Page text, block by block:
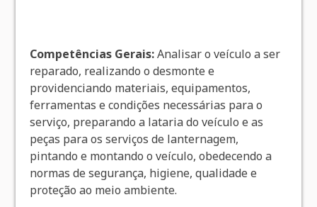
Competências Gerais:Analisar o veículo a ser
reparado, realizando o desmonte e
providenciando materiais, equipamentos,
ferramentas e condições necessárias para o
serviço, preparando a lataria do veículo e as
peças para os serviços de lanternagem,
pintando e montando o veículo, obedecendo a
normas de segurança, higiene, qualidade e
proteção ao meio ambiente.